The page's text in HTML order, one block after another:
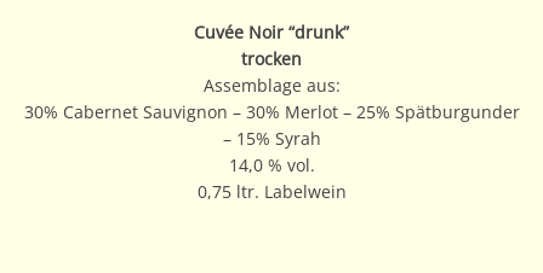
Cuvée Noir “drunk”
trocken
Assemblage aus:
30% Cabernet Sauvignon – 30% Merlot – 25% Spätburgunder
– 15% Syrah
14,0 % vol.
0,75 ltr. Labelwein